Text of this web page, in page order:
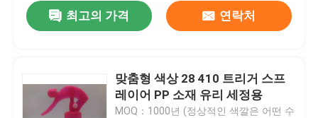
제품
최고의 가격 연락처
맞춤형 색상 28 410 트리거 스프
레이어 PP 소재 유리 세정용
MOQ：1000년 (정상적인 색깔은 어떤 수